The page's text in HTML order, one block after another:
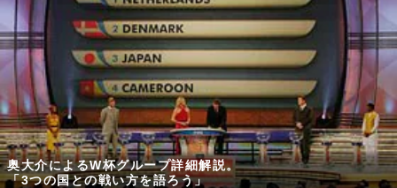
奥大介によるW杯グループ詳細解説。
「3つの国との戦い方を語ろう」